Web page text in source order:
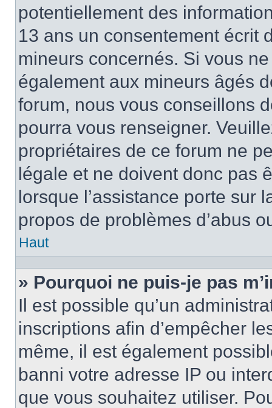
potentiellement des
13 ans un consentement écrit
mineurs concernés. Si vous
également aux mineurs âgés
forum, nous vous conseillons
pourra vous renseigner.
propriétaires de ce forum ne
légale et ne doivent donc pas
lorsque l’assistance porte sur
propos de problèmes d’abus
Haut
» Pourquoi ne puis-je pas
Il est possible qu’un
inscriptions afin d’empêcher
même, il est également
banni votre adresse IP ou
que vous souhaitez utiliser.